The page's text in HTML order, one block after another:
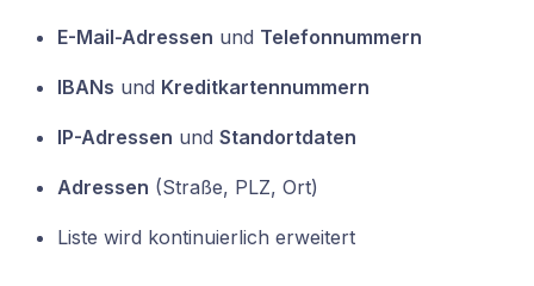
E-Mail-Adressen und Telefonnummern
IBANs und Kreditkartennummern
IP-Adressen und Standortdaten
Adressen (Straße, PLZ, Ort)
Liste wird kontinuierlich erweitert